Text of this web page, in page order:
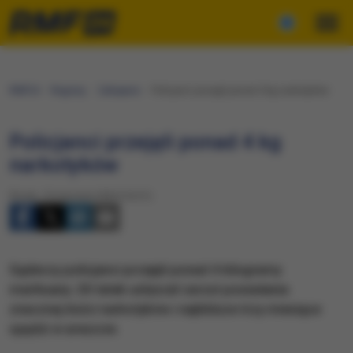
Policjanci przejęli ponad 4 kg
narkotyków